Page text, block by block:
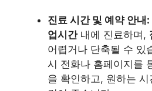
진료 시간 및 예약 안내:
업시간내에 진료하며,
어렵거나 단축될 수 있
시 전화나 홈페이지를
을 확인하고, 원하는